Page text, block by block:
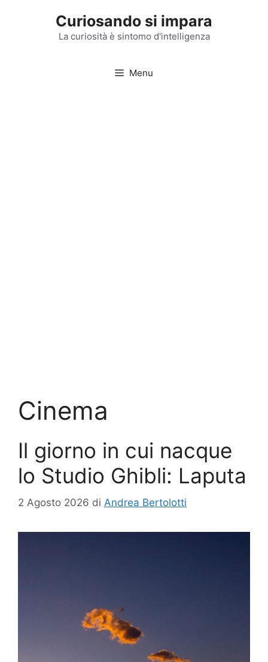
Curiosando si impara
La curiosità è sintomo d'intelligenza
Menu
Cinema
Il giorno in cui nacque
lo Studio Ghibli: Laputa
2 Agosto 2026 di Andrea Bertolotti